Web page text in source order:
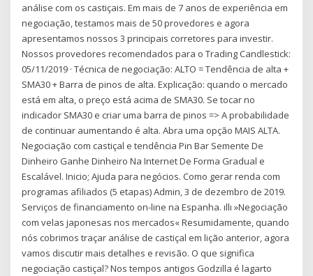
análise com os castiçais. Em mais de 7 anos de experiência em
negociação, testamos mais de 50 provedores e agora
apresentamos nossos 3 principais corretores para investir.
Nossos provedores recomendados para o Trading Candlestick:
05/11/2019 · Técnica de negociação: ALTO = Tendência de alta +
SMA30 + Barra de pinos de alta. Explicação: quando o mercado
está em alta, o preço está acima de SMA30. Se tocar no
indicador SMA30 e criar uma barra de pinos => A probabilidade
de continuar aumentando é alta. Abra uma opção MAIS ALTA.
Negociação com castiçal e tendência Pin Bar Semente De
Dinheiro Ganhe Dinheiro Na Internet De Forma Gradual e
Escalável. Inicio; Ajuda para negócios. Como gerar renda com
programas afiliados (5 etapas) Admin, 3 de dezembro de 2019.
Serviços de financiamento on-line na Espanha. ıllı »Negociação
com velas japonesas nos mercados« Resumidamente, quando
nós cobrimos traçar análise de castiçal em lição anterior, agora
vamos discutir mais detalhes e revisão. O que significa
negociação castiçal? Nos tempos antigos Godzilla é lagarto